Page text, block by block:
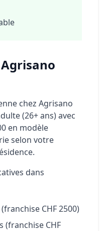
chez Agrisano
(26+ ans) avec
en modèle
selon votre
dans
CHF 2500)
(franchise CHF